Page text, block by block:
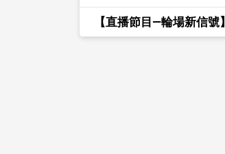
【直播節目—輪場新信號】